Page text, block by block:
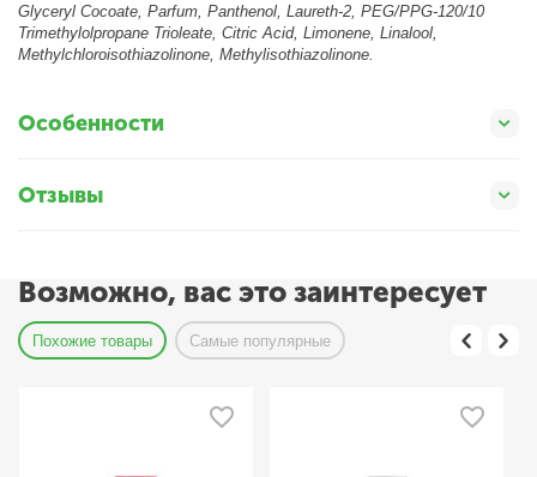
Glyceryl Cocoate, Parfum, Panthenol, Laureth-2, PEG/PPG-120/10
Trimethylolpropane Trioleate, Citric Acid, Limonene, Linalool,
Methylchloroisothiazolinone, Methylisothiazolinone.
Особенности
Отзывы
Возможно, вас это заинтересует
Похожие товары Самые популярные